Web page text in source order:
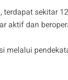
sekitar
aktif dan
melalui